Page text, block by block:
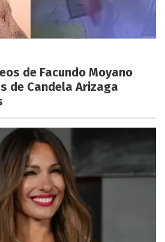
de Facundo Moyano
de Candela Arizaga